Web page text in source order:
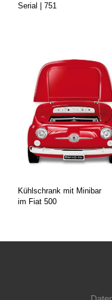
Serial | 751
Kühlschrank mit Minibar
im Fiat 500